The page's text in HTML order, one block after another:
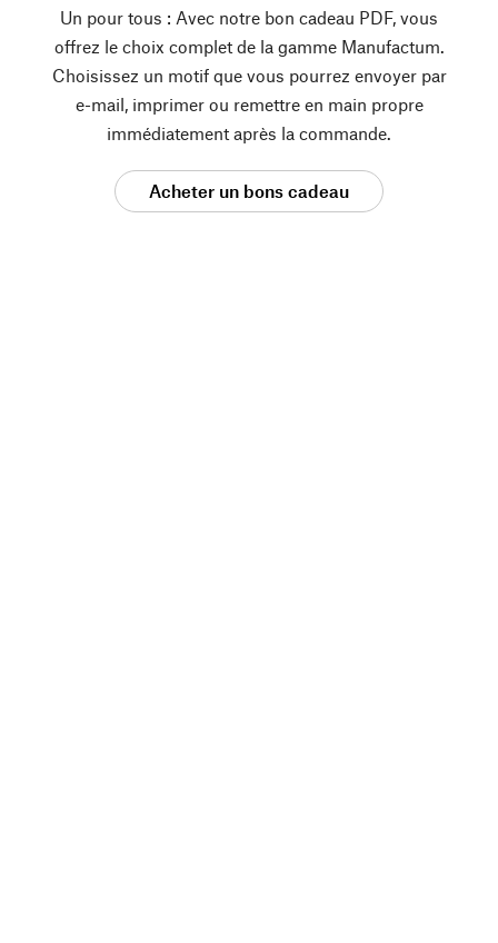
Un pour tous : Avec notre bon cadeau PDF, vous
offrez le choix complet de la gamme Manufactum.
Choisissez un motif que vous pourrez envoyer par
e-mail, imprimer ou remettre en main propre
immédiatement après la commande.
Acheter un bons cadeau